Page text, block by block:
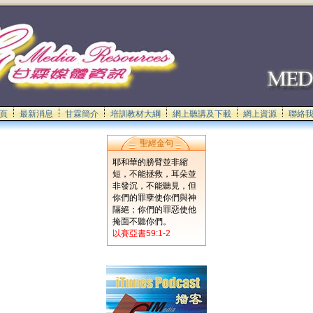
最新消息 甘霖簡介 培訓教材大綱 網上聽講及下載 網上資源 聯絡
聖經金句
耶和華的膀臂並非縮
短，不能拯救，耳朵並
非發沉，不能聽見，但
你們的罪孽使你們與神
隔絕；你們的罪惡使他
掩面不聽你們。
以賽亞書59:1-2